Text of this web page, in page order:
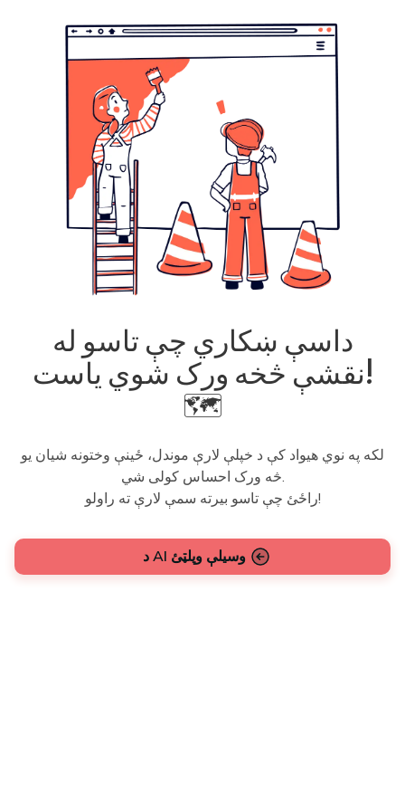
داسې ښکاري چې تاسو له
نقشې څخه ورک شوي یاست!
🗺️
لکه په نوي هیواد کې د خپلې لارې موندل، ځینې وختونه شیان یو
څه ورک احساس کولی شي.
راځئ چې تاسو بیرته سمې لارې ته راولو!
د AI وسیلې وپلټئ